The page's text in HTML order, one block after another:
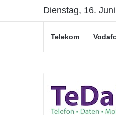
Dienstag, 16.
Telekom